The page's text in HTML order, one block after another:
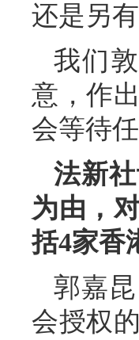
还是另
我们
意，作
会等待
法新
为由，
括4家香
郭嘉
会授权